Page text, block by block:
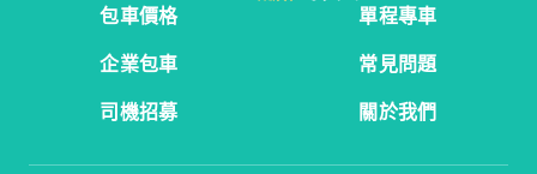
包車價格
單程專車
企業包車
常見問題
司機招募
關於我們